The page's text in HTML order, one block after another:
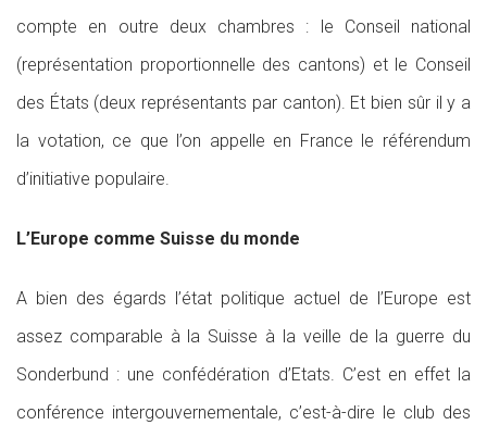
compte en outre deux chambres : le Conseil national
(représentation proportionnelle des cantons) et le Conseil
des États (deux représentants par canton). Et bien sûr il y a
la votation, ce que l’on appelle en France le référendum
d’initiative populaire.
L’Europe comme Suisse du monde
A bien des égards l’état politique actuel de l’Europe est
assez comparable à la Suisse à la veille de la guerre du
Sonderbund : une confédération d’Etats. C’est en effet la
conférence intergouvernementale, c’est-à-dire le club des